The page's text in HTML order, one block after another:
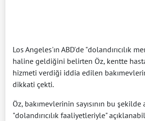
Los Angeles'ın ABD'de "dolandırıcılık
haline geldiğini belirten Öz, kentte
hizmeti verdiği iddia edilen
dikkati çekti.
Öz, bakımevlerinin sayısının bu şekilde
"dolandırıcılık faaliyetleriyle"